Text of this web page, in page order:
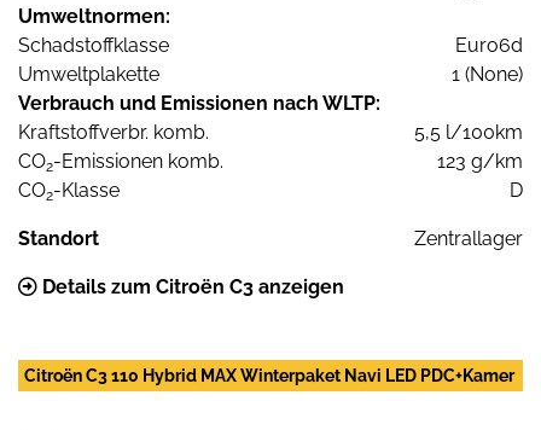
Umweltnormen:
Schadstoffklasse
Euro6d
Umweltplakette
1 (None)
Verbrauch und Emissionen nach WLTP:
Kraftstoffverbr. komb.
5,5 l/100km
CO2-Emissionen komb.
123 g/km
CO2-Klasse D
Standort Zentrallager
Details zum Citroën C3 anzeigen
Citroën C3 110 Hybrid MAX Winterpaket Navi LED PDC+Kamer